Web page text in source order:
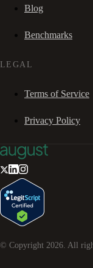
Blog
Benchmarks
LEGAL
Terms of Service
Privacy Policy
© Copyright 2026 . All